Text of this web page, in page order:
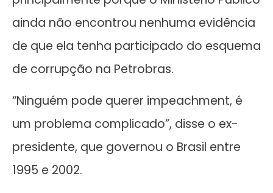
ainda não encontrou nenhuma evidência
de que ela tenha participado do esquema
de corrupção na Petrobras.
“Ninguém pode querer impeachment, é
um problema complicado”, disse o ex-
presidente, que governou o Brasil entre
1995 e 2002.